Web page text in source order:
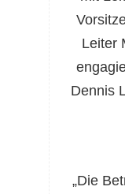
Leiter
Dennis
„Die